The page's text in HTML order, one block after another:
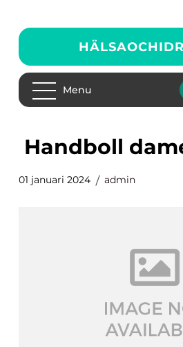
Menu
handboll
01 januari 2024 admin